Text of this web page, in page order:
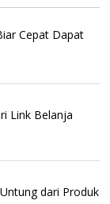
Cepat Dapat
Link Belanja
dari Produk